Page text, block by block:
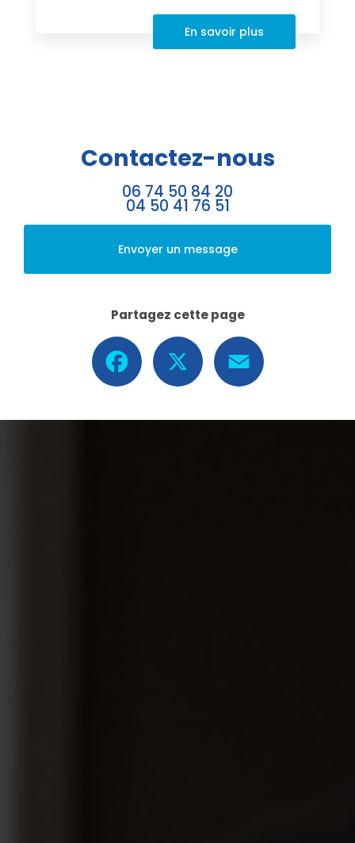
En savoir plus
Contactez-nous
06 74 50 84 20
04 50 41 76 51
Envoyer un message
Partagez cette page
Facebook